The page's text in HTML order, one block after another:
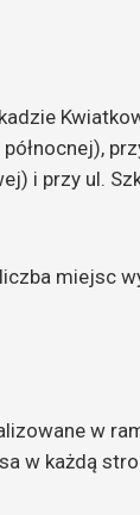
i przy ul.
miejsc
w
w każdą